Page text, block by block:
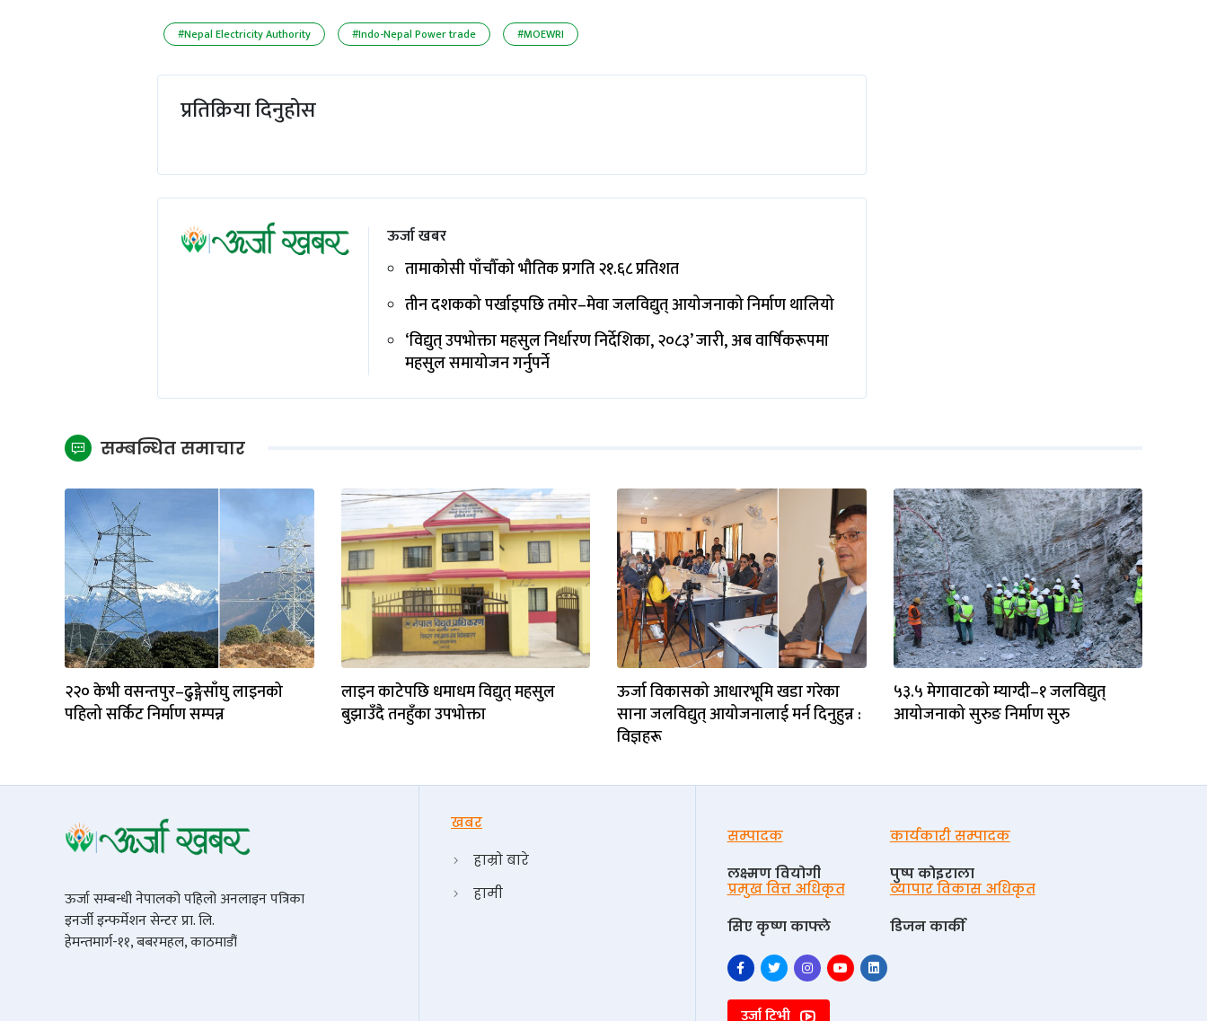
#Nepal Electricity Authority #Indo-Nepal Power trade #MOEWRI
प्रतिक्रिया दिनुहोस
ऊर्जा खबर
तामाकोसी पाँचौँको भौतिक प्रगति २१.६८ प्रतिशत
तीन दशकको पर्खाइपछि तमोर–मेवा जलविद्युत् आयोजनाको निर्माण थालियो
‘विद्युत् उपभोक्ता महसुल निर्धारण निर्देशिका, २०८३’ जारी, अब वार्षिकरूपमा
महसुल समायोजन गर्नुपर्ने
सम्बन्धित समाचार
२२० केभी वसन्तपुर–ढुङ्गेसाँघु लाइनको
पहिलो सर्किट निर्माण सम्पन्न
लाइन काटेपछि धमाधम विद्युत् महसुल
बुझाउँदै तनहुँका उपभोक्ता
ऊर्जा विकासको आधारभूमि खडा गरेका
साना जलविद्युत् आयोजनालाई मर्न दिनुहुन्न :
विज्ञहरू
५३.५ मेगावाटको म्याग्दी–१ जलविद्युत्
आयोजनाको सुरुङ निर्माण सुरु
ऊर्जा सम्बन्धी नेपालको पहिलो अनलाइन पत्रिका
इनर्जी इन्फर्मेशन सेन्टर प्रा. लि.
हेमन्तमार्ग-११, बबरमहल, काठमाडौं
खबर
हाम्रो बारे
हामी
सम्पादक
लक्ष्मण वियोगी
कार्यकारी सम्पादक
पुष्प काेइराला
प्रमुख वित्त अधिकृत
सिए कृष्ण काफ्ले
व्यापार विकास अधिकृत
डिजन कार्की